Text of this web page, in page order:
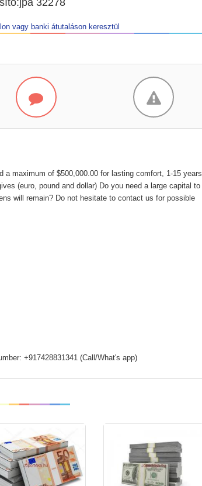
vagy banki átutaláson keresztül
a maximum of $500,000.00 for lasting comfort, 1-15 years
(euro, pound and dollar) Do you need a large capital to
will remain? Do not hesitate to contact us for possible
+917428831341 (Call/What's app)